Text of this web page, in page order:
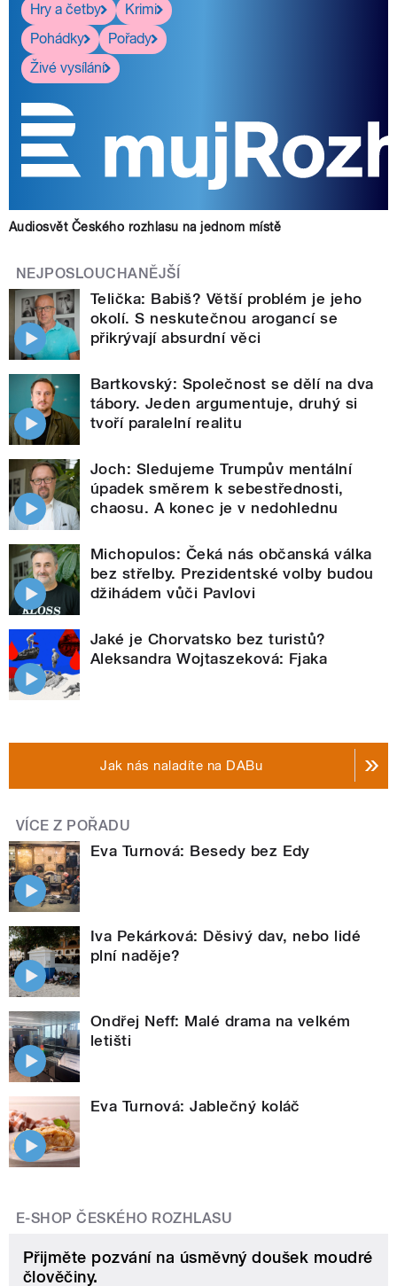
Hry a četby
Krimi
Pohádky
Pořady
Živé vysílání
Audiosvět Českého rozhlasu na jednom místě
NEJPOSLOUCHANĚJŠÍ
Telička: Babiš? Větší problém je jeho
okolí. S neskutečnou arogancí se
přikrývají absurdní věci
Bartkovský: Společnost se dělí na dva
tábory. Jeden argumentuje, druhý si
tvoří paralelní realitu
Joch: Sledujeme Trumpův mentální
úpadek směrem k sebestřednosti,
chaosu. A konec je v nedohlednu
Michopulos: Čeká nás občanská válka
bez střelby. Prezidentské volby budou
džihádem vůči Pavlovi
Jaké je Chorvatsko bez turistů?
Aleksandra Wojtaszeková: Fjaka
Jak nás naladíte na DABu
VÍCE Z POŘADU
Eva Turnová: Besedy bez Edy
Iva Pekárková: Děsivý dav, nebo lidé
plní naděje?
Ondřej Neff: Malé drama na velkém
letišti
Eva Turnová: Jablečný koláč
E-SHOP ČESKÉHO ROZHLASU
Přijměte pozvání na úsměvný doušek moudré
člověčiny.